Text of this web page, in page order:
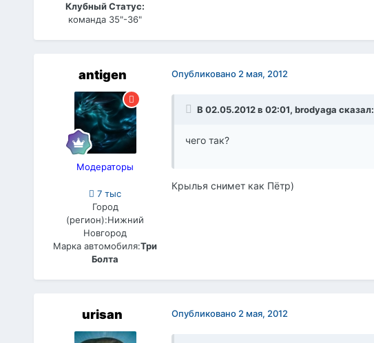
Клубный Статус:
команда 35"-36"
antigen
Модераторы
7 тыс
Город
(регион):Нижний
Новгород
Марка автомобиля:Три
Болта
Опубликовано 2 мая, 2012
В 02.05.2012 в 02:01, brodyaga сказал:
чего так?
Крылья снимет как Пётр)
urisan Опубликовано 2 мая, 2012